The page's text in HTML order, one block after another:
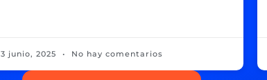
3 junio, 2025 No hay comentarios